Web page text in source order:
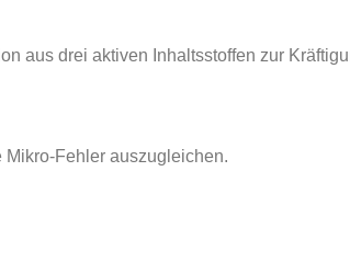
aus drei aktiven Inhaltsstoffen zur
Mikro-Fehler auszugleichen.